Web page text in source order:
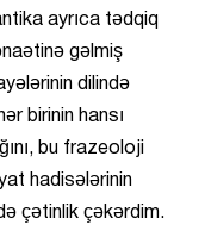
ayrıca tədqiq
gəlmiş
dilində
birinin hansı
bu frazeoloji
hadisələrinin
çətinlik çəkərdim.